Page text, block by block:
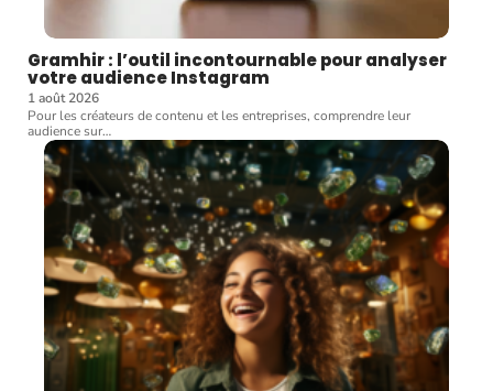
Gramhir : l’outil incontournable pour analyser
votre audience Instagram
1 août 2026
Pour les créateurs de contenu et les entreprises, comprendre leur
audience sur…